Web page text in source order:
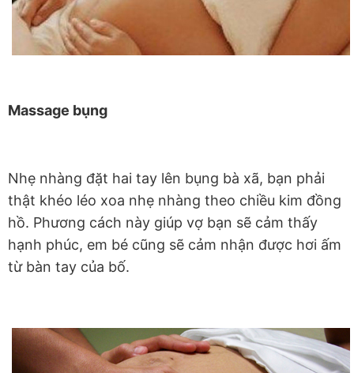
Massage bụng
Nhẹ nhàng đặt hai tay lên bụng bà xã, bạn phải
thật khéo léo xoa nhẹ nhàng theo chiều kim đồng
hồ. Phương cách này giúp vợ bạn sẽ cảm thấy
hạnh phúc, em bé cũng sẽ cảm nhận được hơi ấm
từ bàn tay của bố.